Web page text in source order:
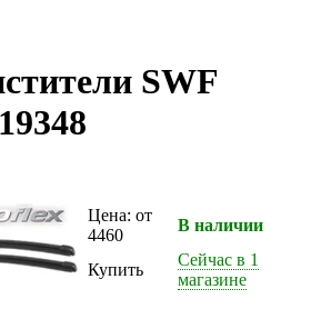
SWF
Цена: от
4460
В наличии
Купить
Сейчас в 1
магазине